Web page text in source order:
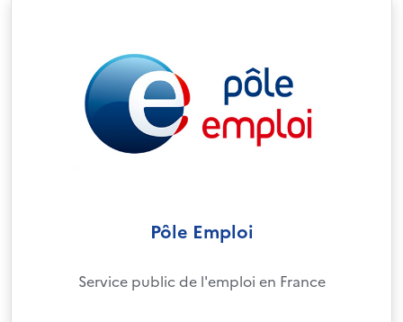
Pôle Emploi
Service public de l'emploi en France